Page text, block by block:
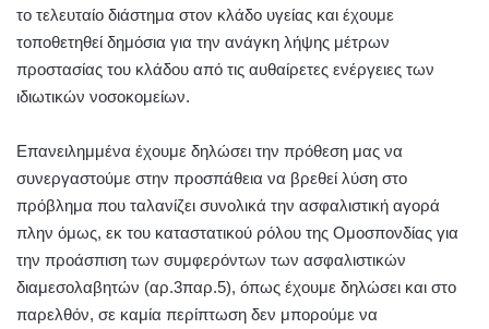
το τελευταίο διάστημα στον κλάδο υγείας και έχουμε
τοποθετηθεί δημόσια για την ανάγκη λήψης μέτρων
προστασίας του κλάδου από τις αυθαίρετες ενέργειες των
ιδιωτικών νοσοκομείων.
Επανειλημμένα έχουμε δηλώσει την πρόθεση μας να
συνεργαστούμε στην προσπάθεια να βρεθεί λύση στο
πρόβλημα που ταλανίζει συνολικά την ασφαλιστική αγορά
πλην όμως, εκ του καταστατικού ρόλου της Ομοσπονδίας για
την προάσπιση των συμφερόντων των ασφαλιστικών
διαμεσολαβητών (αρ.3παρ.5), όπως έχουμε δηλώσει και στο
παρελθόν, σε καμία περίπτωση δεν μπορούμε να